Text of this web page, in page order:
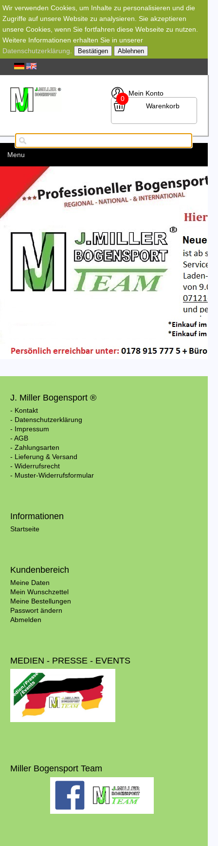
Wir verwenden Cookies, um Inhalte zu personalisieren und die
Zugriffe auf unsere Website zu analysieren. Sie akzeptieren
unsere Cookies, wenn Sie fortfahren diese Webseite zu nutzen.
Weitere Informationen erhalten Sie in unserer
Datenschutzerklärung
Bestätigen Ablehnen
Mein Konto
0
Warenkorb
Menu
J. Miller Bogensport ®
- Kontakt
- Datenschutzerklärung
- Impressum
- AGB
- Zahlungsarten
- Lieferung & Versand
- Widerrufsrecht
- Muster-Widerrufsformular
Informationen
Startseite
Kundenbereich
Meine Daten
Mein Wunschzettel
Meine Bestellungen
Passwort ändern
Abmelden
MEDIEN - PRESSE - EVENTS
Miller Bogensport Team